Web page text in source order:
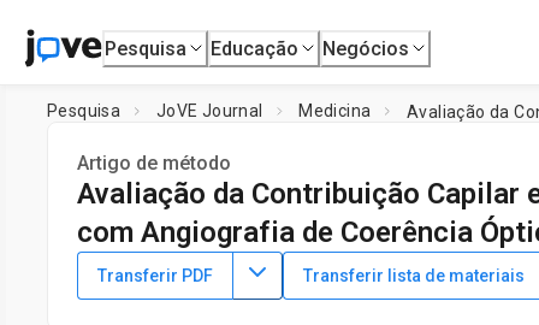
Pesquisa Educação Negócios
Pesquisa JoVE Journal Medicina
Artigo de método
Avaliação da Contribuição Capilar
com Angiografia de Coerência
DOI: 10.3791/63033 ⸱ 18 de fevereiro de 2022
Fernando José Macouzet-Romero1,Gabriel Antonio
Transferir PDF Transferir lista de materiais